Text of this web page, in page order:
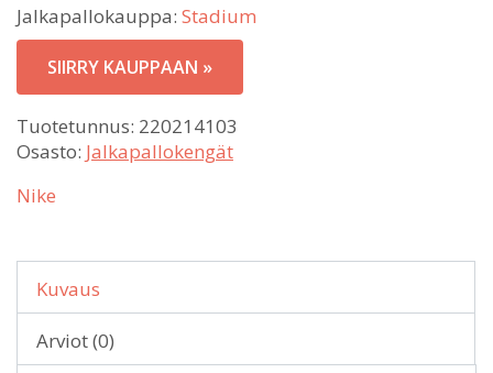
Jalkapallokauppa: Stadium
SIIRRY KAUPPAAN »
Tuotetunnus: 220214103
Osasto: Jalkapallokengät
Nike
Kuvaus
Arviot (0)